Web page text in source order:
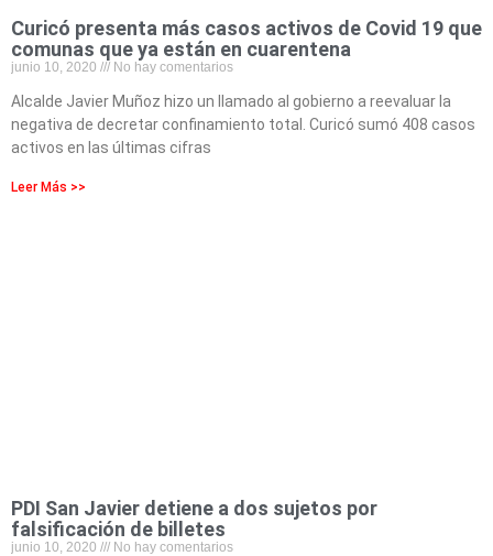
Curicó presenta más casos activos de Covid 19 que
comunas que ya están en cuarentena
junio 10, 2020 No hay comentarios
Alcalde Javier Muñoz hizo un llamado al gobierno a reevaluar la
negativa de decretar confinamiento total. Curicó sumó 408 casos
activos en las últimas cifras
Leer Más >>
PDI San Javier detiene a dos sujetos por
falsificación de billetes
junio 10, 2020 No hay comentarios